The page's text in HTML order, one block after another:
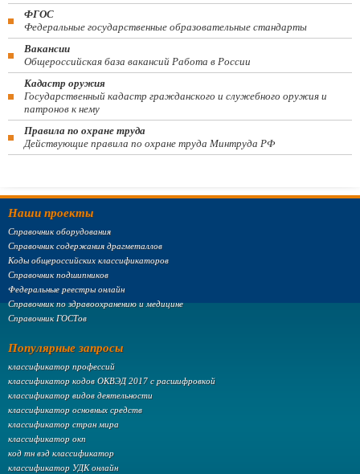
ФГОС
Федеральные государственные образовательные стандарты
Вакансии
Общероссийская база вакансий Работа в России
Кадастр оружия
Государственный кадастр гражданского и служебного оружия и
патронов к нему
Правила по охране труда
Действующие правила по охране труда Минтруда РФ
Наши проекты
Справочник оборудования
Справочник содержания драгметаллов
Коды общероссийских классификаторов
Справочник подшипников
Федеральные реестры онлайн
Справочник по здравоохранению и медицине
Справочник ГОСТов
Популярные запросы
классификатор профессий
классификатор кодов ОКВЭД 2017 с расшифровкой
классификатор видов деятельности
классификатор основных средств
классификатор стран мира
классификатор окп
код тн вэд классификатор
классификатор УДК онлайн